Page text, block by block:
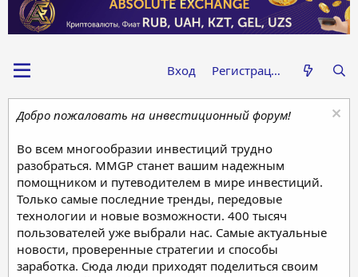
Вход Регистрация
Добро пожаловать на инвестиционный форум!
Во всем многообразии инвестиций трудно
разобраться. MMGP станет вашим надежным
помощником и путеводителем в мире инвестиций.
Только самые последние тренды, передовые
технологии и новые возможности. 400 тысяч
пользователей уже выбрали нас. Самые актуальные
новости, проверенные стратегии и способы
заработка. Сюда люди приходят поделиться своим